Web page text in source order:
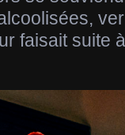
faisait suite